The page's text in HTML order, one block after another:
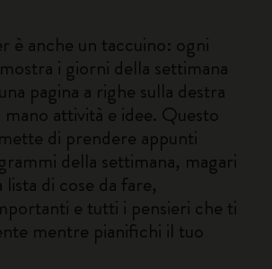
è anche un taccuino: ogni
i giorni della settimana
pagina a righe sulla destra
attività e idee. Questo
di prendere appunti
della settimana, magari
di cose da fare,
e tutti i pensieri che ti
mentre pianifichi il tuo